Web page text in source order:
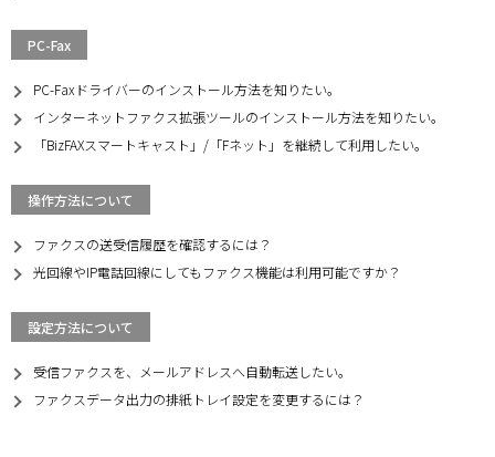
PC-Fax
PC-Faxドライバーのインストール方法を知りたい。
インターネットファクス拡張ツールのインストール方法を知りたい。
「BizFAXスマートキャスト」/「Fネット」を継続して利用したい。
操作方法について
ファクスの送受信履歴を確認するには？
光回線やIP電話回線にしてもファクス機能は利用可能ですか？
設定方法について
受信ファクスを、メールアドレスへ自動転送したい。
ファクスデータ出力の排紙トレイ設定を変更するには？